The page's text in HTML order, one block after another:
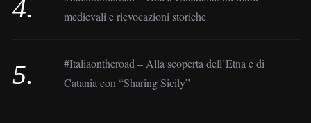
medievali e rievocazioni storiche
#Italiaontheroad – Alla scoperta dell’Etna e di
Catania con “Sharing Sicily”